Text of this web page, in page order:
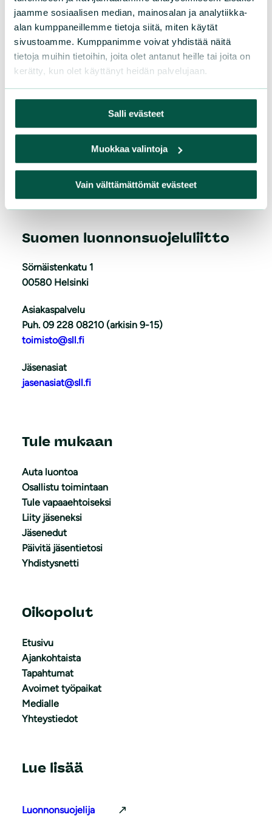
jaamme sosiaalisen median, mainosalan ja analytiikka-
alan kumppaneillemme tietoja siitä, miten käytät
sivustoamme. Kumppanimme voivat yhdistää näitä
tietoja muihin tietoihin, joita olet antanut heille tai joita on
kerätty, kun olet käyttänyt heidän palvelujaan.
Salli evästeet
Muokkaa valintoja
Vain välttämättömät evästeet
Liity
Suomen luonnonsuojeluliitto
Sörnäistenkatu 1
00580 Helsinki
Asiakaspalvelu
Puh. 09 228 08210 (arkisin 9-15)
toimisto@sll.fi
Jäsenasiat
jasenasiat@sll.fi
Tule mukaan
Auta luontoa
Osallistu toimintaan
Tule vapaaehtoiseksi
Liity jäseneksi
Jäsenedut
Päivitä jäsentietosi
Yhdistysnetti
Oikopolut
Etusivu
Ajankohtaista
Tapahtumat
Avoimet työpaikat
Medialle
Yhteystiedot
Lue lisää
Luonnonsuojelija